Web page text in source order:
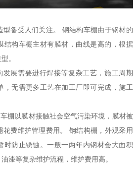
型备受人们关注。 钢结构车棚由于钢材的
结构车棚主材有膜材，曲线是高的，根据
。
发展需要进行焊接等复杂工艺，施工周期
，无需更多工艺在加工厂即可完成，施工
棚以膜材接触社会空气污染环境，膜材被
花费维护管理费用。 钢结构棚，外观采用
时防止锈蚀。一般一两年内钢材会大面积
漆等复杂维护流程，维护费用高。